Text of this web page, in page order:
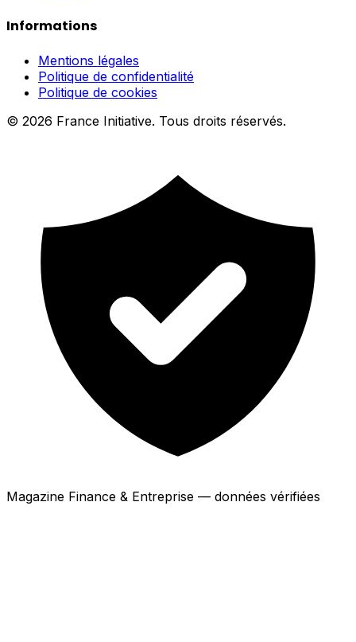
Informations
Mentions légales
Politique de confidentialité
Politique de cookies
© 2026 France Initiative. Tous droits réservés.
Magazine Finance & Entreprise — données vérifiées